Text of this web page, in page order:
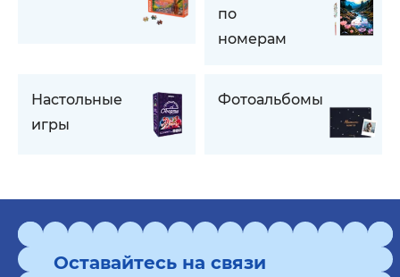
по
номерам
Настольные
игры
Фотоальбомы
Оставайтесь на связи